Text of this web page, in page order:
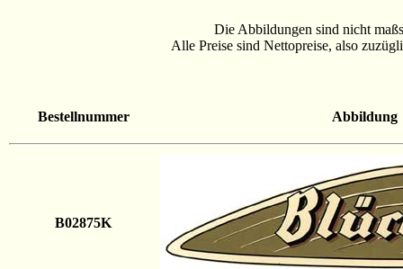
Die Abbildungen sind nicht
Alle Preise sind Nettopreise, also
Bestellnummer Abbildung
B02875K